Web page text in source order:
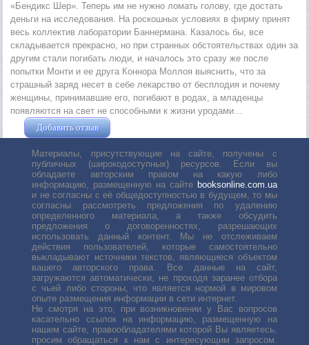
«Бендикс Шер». Теперь им не нужно ломать голову, где достать
деньги на исследования. На роскошных условиях в фирму принят
весь коллектив лаборатории Баннермана. Казалось бы, все
складывается прекрасно, но при странных обстоятельствах один за
другим стали погибать люди, и началось это сразу же после
попытки Монти и ее друга Коннора Моллоя выяснить, что за
страшный заряд несет в себе лекарство от бесплодия и почему
женщины, принимавшие его, погибают в родах, а младенцы
появляются на свет не способными к жизни уродами…
Добавить отзыв
Материалы, присутствующие на сайте, получены с
публичных (широкодоступных) ресурсов. Если вы
обладаете авторским правом на какую либо
информацию, размещенную на сайте booksonline.com.ua
и не согласны с её общедоступностью в будущем, то мы
согласны рассмотреть предложения по удалению
определенного материала, а также обсудить
предложения о договоренностях, разрешающих
использовать данный контент. Мы не отслеживаем
действия пользователей, которые самостоятельно
выкладывают источники текстов, являющиеся объектом
вашего авторского права. Все данные на сайт,
загружаются автоматически, не проходя заранее отбора
с чьей либо стороны, что является нормой в мировом
опыте размещения информации в сети интернет.
Не смотря на это, при возникновении у Вас вопросов
касательно ссылок на информацию, размещенную на
нашем сайте, правообладателями которой Вы являетесь,
просим обращаться к нам с интересующим запросом.